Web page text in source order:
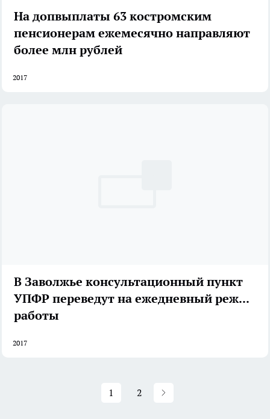
На допвыплаты 63 костромским
пенсионерам ежемесячно направляют
более млн рублей
2017
В Заволжье консультационный пункт
УПФР переведут на ежедневный режим
работы
2017
1 2